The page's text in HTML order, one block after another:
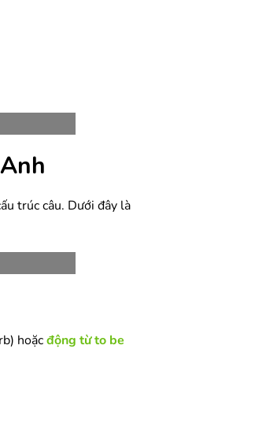
trúc câu. Dưới đây là
hoặcđộng từ to be